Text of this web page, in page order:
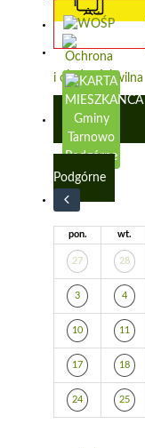
i obrona cywilna
Podgórne
pon. wt.
27 28
3 4
10 11
17 18
24 25